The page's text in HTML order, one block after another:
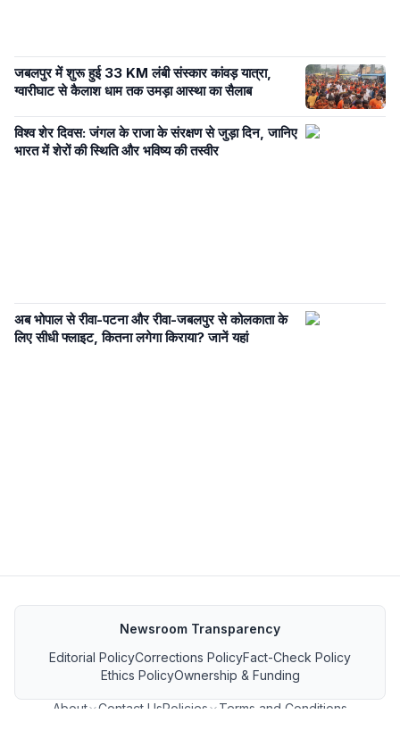
जबलपुर में शुरू हुई 33 KM लंबी संस्कार कांवड़ यात्रा,
ग्वारीघाट से कैलाश धाम तक उमड़ा आस्था का सैलाब
विश्व शेर दिवस: जंगल के राजा के संरक्षण से जुड़ा दिन, जानिए
भारत में शेरों की स्थिति और भविष्य की तस्वीर
अब भोपाल से रीवा-पटना और रीवा-जबलपुर से कोलकाता के
लिए सीधी फ्लाइट, कितना लगेगा किराया? जानें यहां
Newsroom Transparency
Editorial PolicyCorrections PolicyFact-Check Policy
Ethics PolicyOwnership & Funding
About Contact UsPolicies
Terms and Conditions